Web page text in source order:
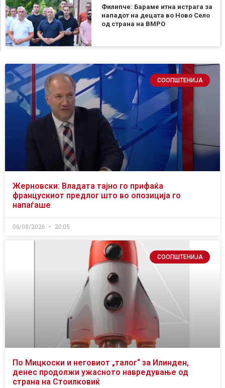
Филипче: Бараме итна истрага за
нападот на децата во Ново Село
од страна на ВМРО
СООПШТЕНИЈА
Жерновски: Владата тајно го прифаќа
францускиот предлог што во опозиција го
напаѓаше
06/08/2026 20:05
СООПШТЕНИЈА
По Мицкоски и неговиот „талог“ за Илинден,
денес продолжи ужасното навредување од
страна на Стоилковиќ